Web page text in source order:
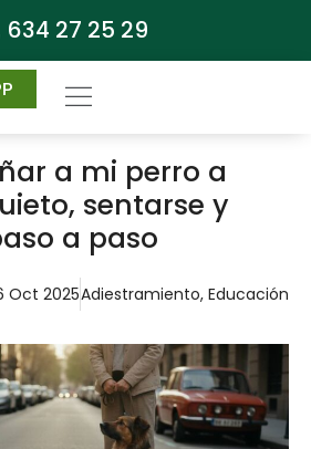
634 27 25 29
a mi perro a
sentarse y
a paso
Oct 2025Adiestramiento, Educación